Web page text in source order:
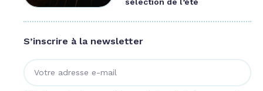
S’inscrire à la newsletter